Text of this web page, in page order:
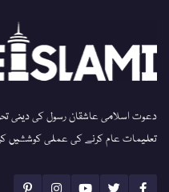
دعوت اسلامی عاشقان رسول کی دینی
تعلیمات عام کرنے کی عملی کوششیں